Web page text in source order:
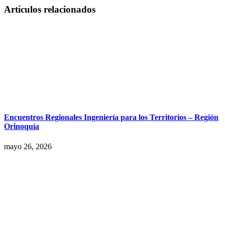
Artículos relacionados
Encuentros Regionales Ingeniería para los Territorios – Región
Orinoquía
mayo 26, 2026